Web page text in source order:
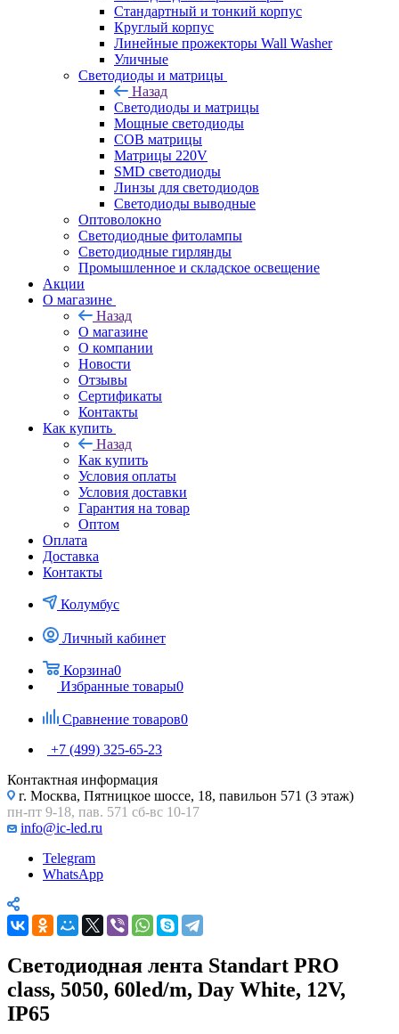
Стандартный и тонкий корпус
Круглый корпус
Линейные прожекторы Wall Washer
Уличные
Светодиоды и матрицы
Назад
Светодиоды и матрицы
Мощные светодиоды
COB матрицы
Матрицы 220V
SMD светодиоды
Линзы для светодиодов
Светодиоды выводные
Оптоволокно
Светодиодные фитолампы
Светодиодные гирлянды
Промышленное и складское освещение
Акции
О магазине
Назад
О магазине
О компании
Новости
Отзывы
Сертификаты
Контакты
Как купить
Назад
Как купить
Условия оплаты
Условия доставки
Гарантия на товар
Оптом
Оплата
Доставка
Контакты
Колумбус
Личный кабинет
Корзина0
Избранные товары0
Сравнение товаров0
+7 (499) 325-65-23
Контактная информация
г. Москва, Пятницкое шоссе, 18, павильон 571 (3 этаж)
пн-пт 9-18, пав. 571 сб-вс 10-17
info@ic-led.ru
Telegram
WhatsApp
Светодиодная лента Standart PRO
class, 5050, 60led/m, Day White, 12V,
IP65